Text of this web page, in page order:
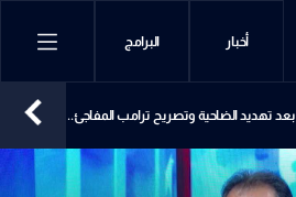
أخبار البرامج
بعد تهديد الضاحية وتصريح ترامب المفاجئ..
التفاصيل